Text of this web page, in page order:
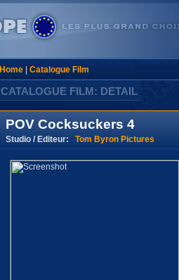
Home| Catalogue Film
CATALOGUE FILM: DETAIL
POV Cocksuckers 4
Studio / Editeur: Tom Byron Pictures